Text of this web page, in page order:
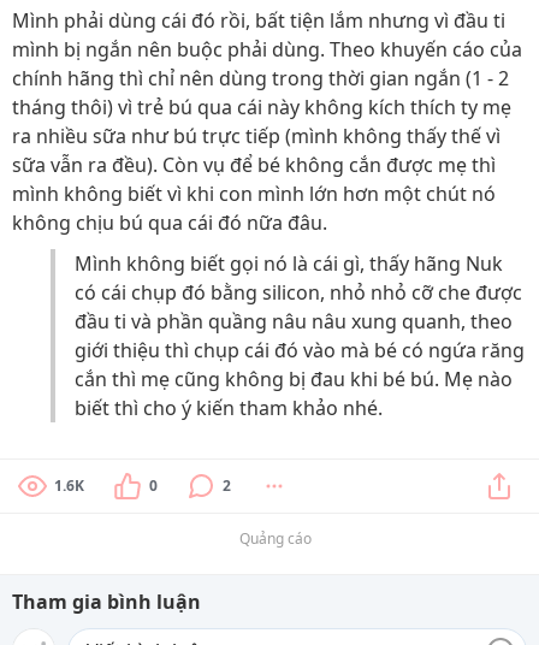
Mình phải dùng cái đó rồi, bất tiện lắm nhưng vì đầu ti
mình bị ngắn nên buộc phải dùng. Theo khuyến cáo của
chính hãng thì chỉ nên dùng trong thời gian ngắn (1 - 2
tháng thôi) vì trẻ bú qua cái này không kích thích ty mẹ
ra nhiều sữa như bú trực tiếp (mình không thấy thế vì
sữa vẫn ra đều). Còn vụ để bé không cắn được mẹ thì
mình không biết vì khi con mình lớn hơn một chút nó
không chịu bú qua cái đó nữa đâu.
Mình không biết gọi nó là cái gì, thấy hãng Nuk
có cái chụp đó bằng silicon, nhỏ nhỏ cỡ che được
đầu ti và phần quầng nâu nâu xung quanh, theo
giới thiệu thì chụp cái đó vào mà bé có ngứa răng
cắn thì mẹ cũng không bị đau khi bé bú. Mẹ nào
biết thì cho ý kiến tham khảo nhé.
1.6K 0 2
Quảng cáo
Tham gia bình luận